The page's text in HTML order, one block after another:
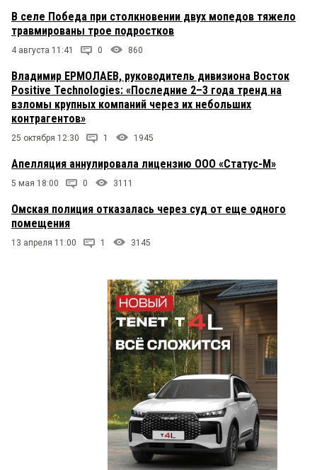
В селе Победа при столкновении двух мопедов тяжело
травмированы трое подростков
4 августа 11:41 0 860
Владимир ЕРМОЛАЕВ, руководитель дивизиона Восток
Positive Technologies: «Последние 2–3 года тренд на
взломы крупных компаний через их небольших
контрагентов»
25 октября 12:30 1 1945
Апелляция аннулировала лицензию ООО «Статус-М»
5 мая 18:00 0 3111
Омская полиция отказалась через суд от еще одного
помещения
13 апреля 11:00 1 3145